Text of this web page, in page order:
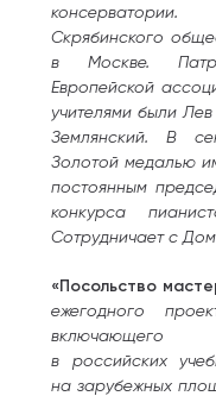
консерватории.
Скрябинского
в Москве.
Европейской
учителями были
Землянский. В
Золотой медалью
постоянным
конкурса
Сотрудничает с
«Посольство
ежегодного
включающего
в российских
на зарубежных